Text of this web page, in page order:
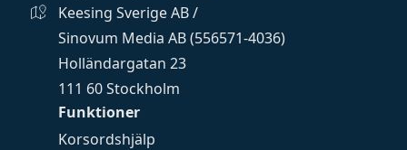
Funktioner
Korsordshjälp
Keesing Sverige AB /
Sinovum Media AB (556571-4036)
Holländargatan 23
111 60 Stockholm